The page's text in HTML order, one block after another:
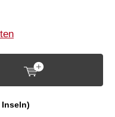
Inseln)